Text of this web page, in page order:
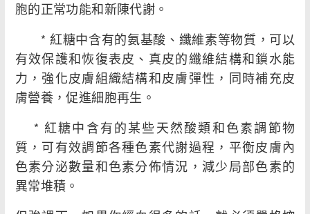
胞的正常功能和新陳代謝。
* 紅糖中含有的氨基酸、纖維素等物質，可以
有效保護和恢復表皮、真皮的纖維結構和鎖水能
力，強化皮膚組織結構和皮膚彈性，同時補充皮
膚營養，促進細胞再生。
* 紅糖中含有的某些天然酸類和色素調節物
質，可有效調節各種色素代謝過程，平衡皮膚內
色素分泌數量和色素分佈情況，減少局部色素的
異常堆積。